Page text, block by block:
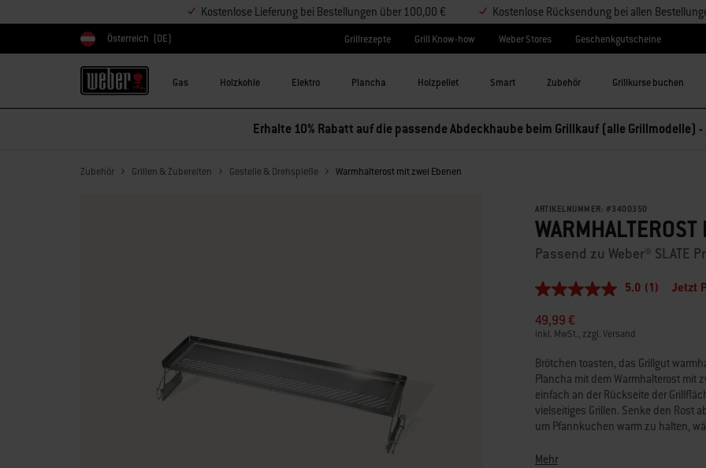
Kostenlose Lieferung bei Bestellungen über 100,00 € Kostenlose Rücksendung bei allen
Land auswählen
Österreich (DE) Grillrezepte Grill Know-how Weber Stores Geschenkgutscheine
Gas Holzkohle Elektro Plancha Holzpellet Smart Zubehör Grillkurse buchen
Erhalte 10% Rabatt auf die passende Abdeckhaube beim Grillkauf (alle Grillmodelle) -
Zubehör Grillen & Zubereiten Gestelle & Drehspieße Warmhalterost mit zwei Ebenen
ARTIKELNUMMER: #3400350
Passend zu Weber® SLATE
5.0
5
Sternen,
Durchschnittswert
der
Bewertung.
Read
a
Review.
Link
auf
Seite.
5.0 (1) Jetzt
49,99 €
inkl. MwSt., zzgl. Versand
Brötchen toasten, das Grillgut
Plancha mit dem Warmhalterost mit
einfach an der Rückseite der
vielseitiges Grillen. Senke den Rost
um Pfannkuchen warm zu halten,
Oberfläche des Rosts warm.
Mehr